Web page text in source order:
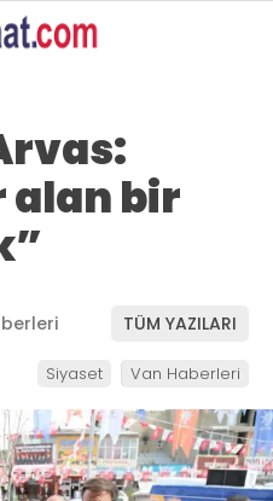
21.8
alan bir
TÜM YAZILARI
Siyaset Van Haberleri